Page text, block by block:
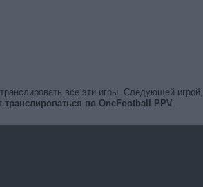
все эти игры. Следующей игрой,
транслироваться по OneFootball PPV.